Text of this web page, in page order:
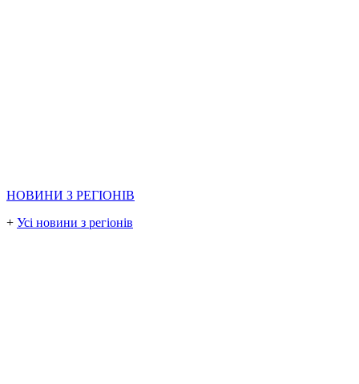
НОВИНИ З РЕГІОНІВ
+ Усі новини з регіонів